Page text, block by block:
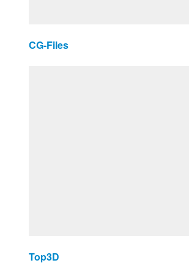
CG-Files
Top3D